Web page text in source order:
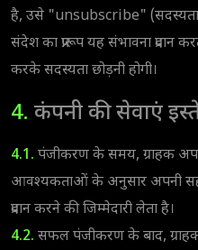
है, उसे "unsubscribe"
संदेश का प्रारूप यह संभावना प्रदान
करके सदस्यता छोड़नी होगी।
4. कंपनी की सेवाएं
4.1. पंजीकरण के समय, ग्राहक
आवश्यकताओं के अनुसार अपनी
प्रदान करने की जिम्मेदारी लेता है।
4.2. सफल पंजीकरण के बाद, ग्राहक